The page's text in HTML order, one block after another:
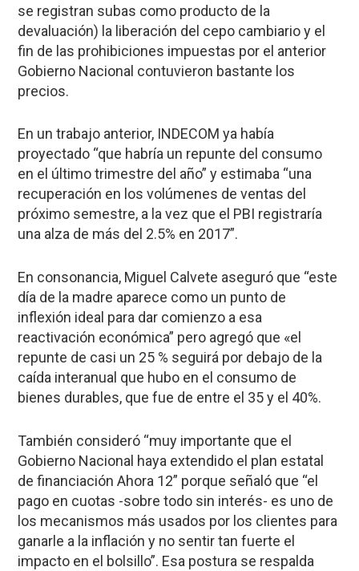
se registran subas como producto de la
devaluación) la liberación del cepo cambiario y el
fin de las prohibiciones impuestas por el anterior
Gobierno Nacional contuvieron bastante los
precios.
En un trabajo anterior, INDECOM ya había
proyectado “que habría un repunte del consumo
en el último trimestre del año” y estimaba “una
recuperación en los volúmenes de ventas del
próximo semestre, a la vez que el PBI registraría
una alza de más del 2.5% en 2017”.
En consonancia, Miguel Calvete aseguró que “este
día de la madre aparece como un punto de
inflexión ideal para dar comienzo a esa
reactivación económica” pero agregó que «el
repunte de casi un 25 % seguirá por debajo de la
caída interanual que hubo en el consumo de
bienes durables, que fue de entre el 35 y el 40%.
También consideró “muy importante que el
Gobierno Nacional haya extendido el plan estatal
de financiación Ahora 12” porque señaló que “el
pago en cuotas -sobre todo sin interés- es uno de
los mecanismos más usados por los clientes para
ganarle a la inflación y no sentir tan fuerte el
impacto en el bolsillo”. Esa postura se respalda